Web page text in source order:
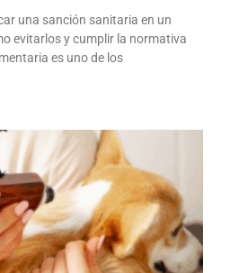
una sanción sanitaria en un
evitarlos y cumplir la normativa
es uno de los